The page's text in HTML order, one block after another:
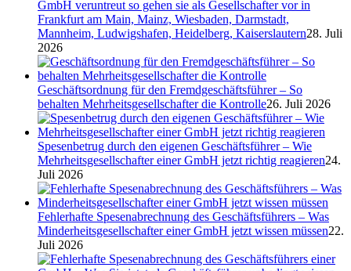
GmbH veruntreut so gehen sie als Gesellschafter vor in
Frankfurt am Main, Mainz, Wiesbaden, Darmstadt,
Mannheim, Ludwigshafen, Heidelberg, Kaiserslautern28. Juli
2026
Geschäftsordnung für den Fremdgeschäftsführer – So
behalten Mehrheitsgesellschafter die Kontrolle26. Juli 2026
Spesenbetrug durch den eigenen Geschäftsführer – Wie
Mehrheitsgesellschafter einer GmbH jetzt richtig reagieren24.
Juli 2026
Fehlerhafte Spesenabrechnung des Geschäftsführers – Was
Minderheitsgesellschafter einer GmbH jetzt wissen müssen22.
Juli 2026